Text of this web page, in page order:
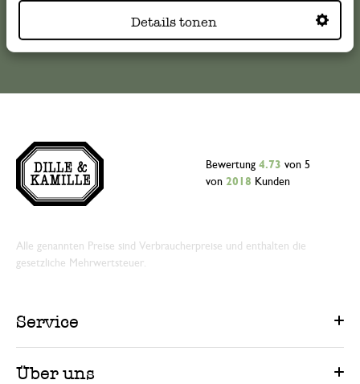
Details tonen
Online-Kundenservice
Bewertung 4.73 von 5
von 2018 Kunden
Alle genannten Preise sind Verbraucherpreise und enthalten die
gesetzliche Mehrwertsteuer.
Service
Über uns